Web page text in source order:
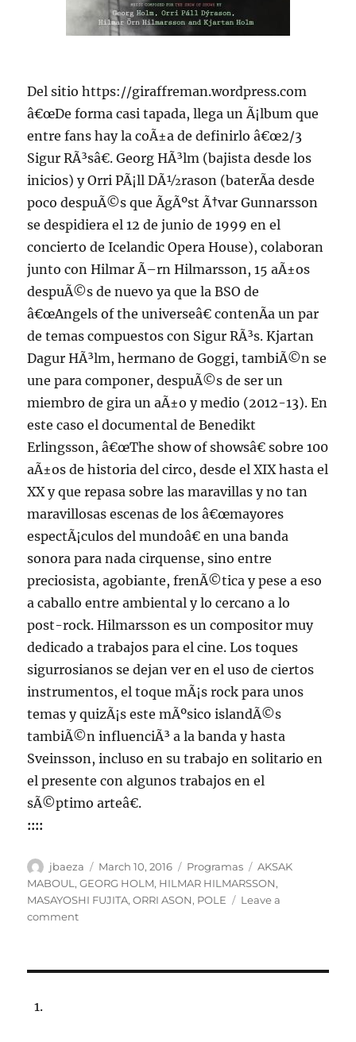
Del sitio https://giraffreman.wordpress.com
â€œDe forma casi tapada, llega un Ã¡lbum que
entre fans hay la coÃ±a de definirlo â€œ2/3
Sigur RÃ³sâ€. Georg HÃ³lm (bajista desde los
inicios) y Orri PÃ¡ll DÃ½rason (baterÃ­a desde
poco despuÃ©s que ÃgÃºst Ã†var Gunnarsson
se despidiera el 12 de junio de 1999 en el
concierto de Icelandic Opera House), colaboran
junto con Hilmar Ã–rn Hilmarsson, 15 aÃ±os
despuÃ©s de nuevo ya que la BSO de
â€œAngels of the universeâ€ contenÃ­a un par
de temas compuestos con Sigur RÃ³s. Kjartan
Dagur HÃ³lm, hermano de Goggi, tambiÃ©n se
une para componer, despuÃ©s de ser un
miembro de gira un aÃ±o y medio (2012-13). En
este caso el documental de Benedikt
Erlingsson, â€œThe show of showsâ€ sobre 100
aÃ±os de historia del circo, desde el XIX hasta el
XX y que repasa sobre las maravillas y no tan
maravillosas escenas de los â€œmayores
espectÃ¡culos del mundoâ€ en una banda
sonora para nada cirquense, sino entre
preciosista, agobiante, frenÃ©tica y pese a eso
a caballo entre ambiental y lo cercano a lo
post-rock. Hilmarsson es un compositor muy
dedicado a trabajos para el cine. Los toques
sigurrosianos se dejan ver en el uso de ciertos
instrumentos, el toque mÃ¡s rock para unos
temas y quizÃ¡s este mÃºsico islandÃ©s
tambiÃ©n influenciÃ³ a la banda y hasta
Sveinsson, incluso en su trabajo en solitario en
el presente con algunos trabajos en el
sÃ©ptimo arteâ€.
::::
Author
jbaeza
Posted
on
March 10, 2016 Categories
Programas Tags
AKSAK
MABOUL,GEORG HOLM, HILMAR HILMARSSON,
MASAYOSHI FUJITA,ORRI ASON, POLE
Leave a
commenton